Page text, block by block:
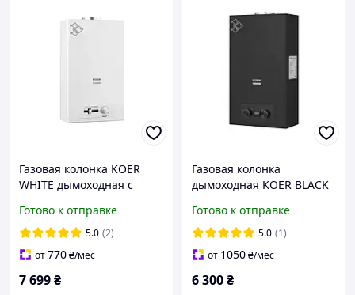
Газовая колонка KOER
WHITE дымоходная с
(цвет белый)
Готово к отправке
5.0 (2)
от770₴/мес
7 699₴
Газовая колонка
дымоходная KOER BLACK
Готово к отправке
5.0 (1)
от 1050₴/мес
6 300₴